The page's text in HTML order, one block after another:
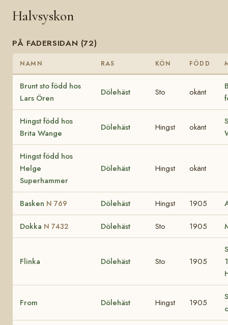
Halvsyskon
PÅ FADERSIDAN (72)
NAMN RAS KÖN FÖDD
Brunt sto född hos
Lars Ören
Dölehäst Sto okänt
Hingst född hos
Brita Wange
Dölehäst Hingst okänt
Hingst född hos
Helge
Superhammer
Dölehäst Hingst okänt
Basken N 769 Dölehäst Hingst 1905
Dokka N 7432 Dölehäst Sto 1905
Flinka Dölehäst Sto 1905
From Dölehäst Hingst 1905